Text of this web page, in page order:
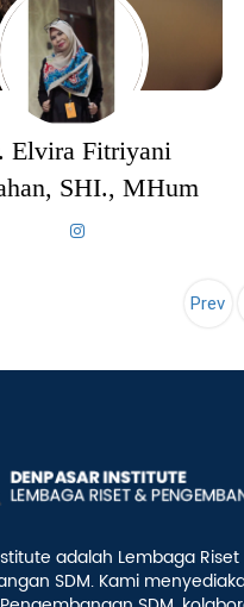
Elvira Fitriyani
SHI., MHum
Prev
adalah Lembaga Riset
SDM. Kami